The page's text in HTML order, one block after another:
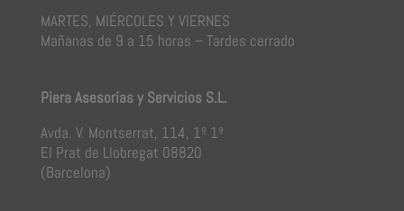
MARTES, MIÉRCOLES Y VIERNES
Mañanas de 9 a 15 horas – Tardes cerrado
Piera Asesorías y Servicios S.L.
Avda. V. Montserrat, 114, 1º 1ª
El Prat de Llobregat 08820
(Barcelona)